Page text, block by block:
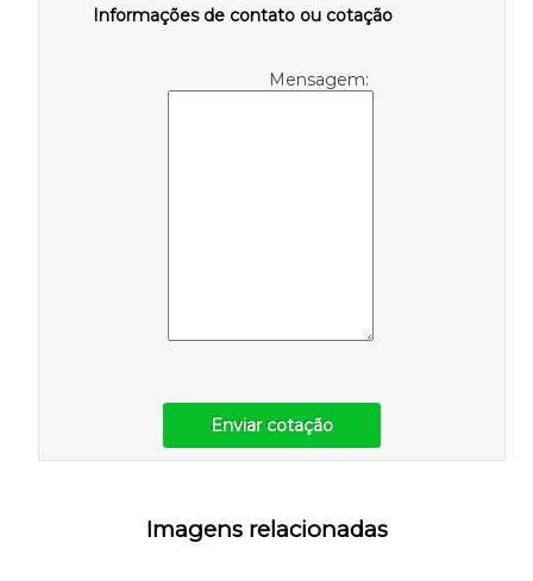
Informações de contato ou cotação
Mensagem:
Enviar cotação
Imagens relacionadas